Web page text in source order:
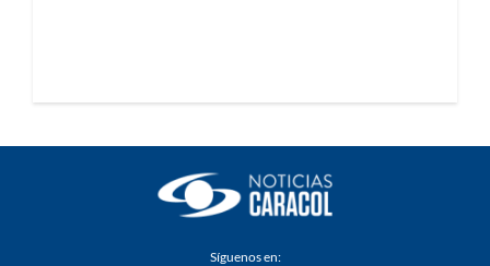
Síguenos en: